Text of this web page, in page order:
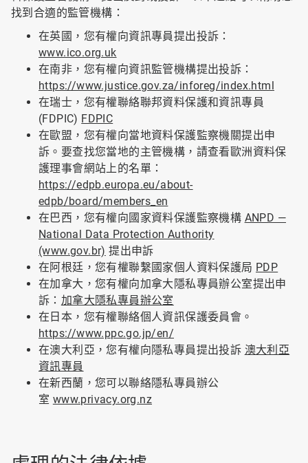
找到合適的監管機構：
在英國，您有權向資訊專員提出投訴：
www.ico.org.uk
在南非，您有權向資訊監管機構提出投訴：
https://www.justice.gov.za/inforeg/index.html
在瑞士，您有權聯絡聯邦資料保護和資訊專員
(FDPIC) FDPIC
在歐盟，您有權向當地資料保護監察機關提出申
訴。要查找您當地的主管機構，請查看歐洲資料保
護理事會網站上的名單：
https://edpb.europa.eu/about-
edpb/board/members_en
在巴西，您有權向國家資料保護監察機構 ANPD —
National Data Protection Authority
(www.gov.br) 提出申訴
在阿根廷，您有權聯繫國家個人資料保護局 PDP
在加拿大，您有權向加拿大隱私專員辦公室提出申
訴： 加拿大隱私專員辦公室
在日本，您有權聯絡個人資訊保護委員會。
https://www.ppc.go.jp/en/
在澳大利亞，您有權向隱私專員提出投訴 澳大利亞
資訊專員
在新西蘭，您可以聯絡隱私專員辦公
室 www.privacy.org.nz